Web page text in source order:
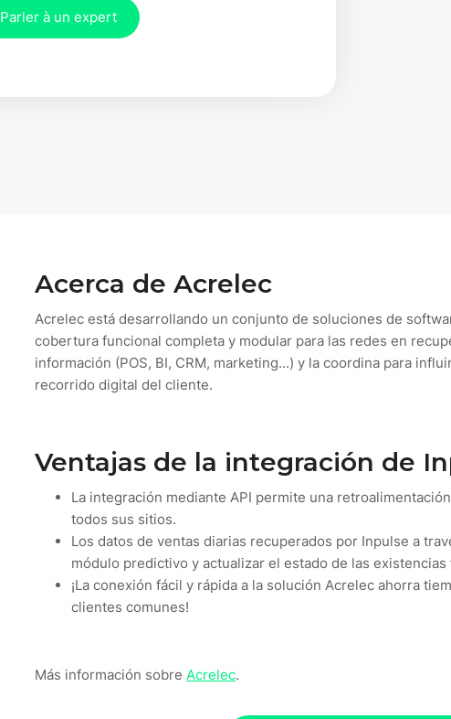
Parler à un expert
Acerca de Acrelec
Acrelec está desarrollando un conjunto de soluciones de
cobertura funcional completa y modular para las redes en
información (POS, BI, CRM, marketing...) y la coordina para
recorrido digital del cliente.
Ventajas de la integración de
La integración mediante API permite una
todos sus sitios.
Los datos de ventas diarias recuperados por Inpulse a
módulo predictivo y actualizar el estado de las existencias
¡La conexión fácil y rápida a la solución Acrelec ahorra
clientes comunes!
Más información sobre Acrelec.